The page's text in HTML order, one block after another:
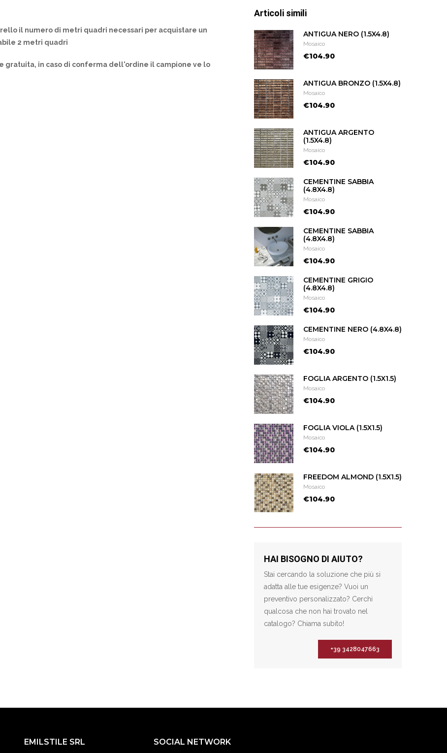
il numero di metri quadri necessari per acquistare un
2 metri quadri
gratuita, in caso di conferma dell'ordine il campione ve lo
Articoli simili
ANTIGUA NERO (1.5X4.8)
Mosaico
€104.90
ANTIGUA BRONZO (1.5X4.8)
Mosaico
€104.90
ANTIGUA ARGENTO
(1.5X4.8)
Mosaico
€104.90
CEMENTINE SABBIA
(4.8X4.8)
Mosaico
€104.90
CEMENTINE SABBIA
(4.8X4.8)
Mosaico
€104.90
CEMENTINE GRIGIO
(4.8X4.8)
Mosaico
€104.90
CEMENTINE NERO (4.8X4.8)
Mosaico
€104.90
FOGLIA ARGENTO (1.5X1.5)
Mosaico
€104.90
FOGLIA VIOLA (1.5X1.5)
Mosaico
€104.90
FREEDOM ALMOND (1.5X1.5)
Mosaico
€104.90
HAI BISOGNO DI AIUTO?
Stai cercando la soluzione che più si
adatta alle tue esigenze? Vuoi un
preventivo personalizzato? Cerchi
qualcosa che non hai trovato nel
catalogo? Chiama subito!
+39 3428047663
EMILSTILE SRL SOCIAL NETWORK